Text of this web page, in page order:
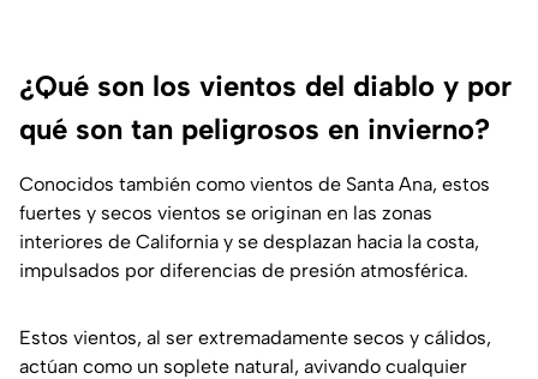
¿Qué son los vientos del diablo y por
qué son tan peligrosos en invierno?
Conocidos también como vientos de Santa Ana, estos
fuertes y secos vientos se originan en las zonas
interiores de California y se desplazan hacia la costa,
impulsados por diferencias de presión atmosférica.
Estos vientos, al ser extremadamente secos y cálidos,
actúan como un soplete natural, avivando cualquier